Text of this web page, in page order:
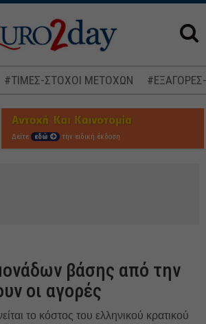
#ΤΙΜΕΣ-ΣΤΟΧΟΙ ΜΕΤΟΧΩΝ
Δείτε εδώ την ειδική έκδοση
βάσης από την
οι αγορές
το κόστος του ελληνικού κρατικού